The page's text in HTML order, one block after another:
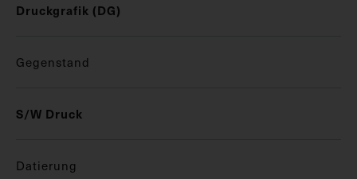
Druckgrafik (DG)
Gegenstand
S/W Druck
Datierung